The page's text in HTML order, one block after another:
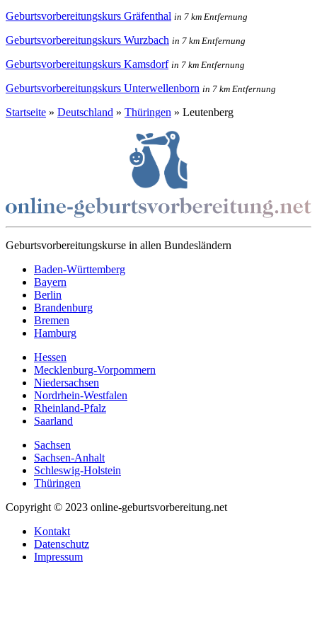
Geburtsvorbereitungskurs Gräfenthal in 7 km Entfernung
Geburtsvorbereitungskurs Wurzbach in 7 km Entfernung
Geburtsvorbereitungskurs Kamsdorf in 7 km Entfernung
Geburtsvorbereitungskurs Unterwellenborn in 7 km Entfernung
Startseite » Deutschland » Thüringen » Leutenberg
Geburtsvorbereitungskurse in allen Bundesländern
Baden-Württemberg
Bayern
Berlin
Brandenburg
Bremen
Hamburg
Hessen
Mecklenburg-Vorpommern
Niedersachsen
Nordrhein-Westfalen
Rheinland-Pfalz
Saarland
Sachsen
Sachsen-Anhalt
Schleswig-Holstein
Thüringen
Copyright © 2023 online-geburtsvorbereitung.net
Kontakt
Datenschutz
Impressum